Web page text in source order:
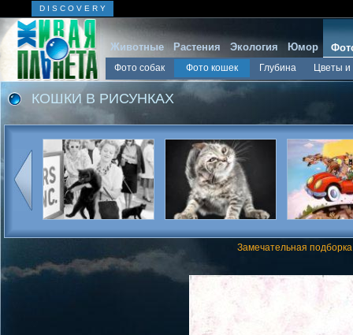
D I S C O V E R Y
Животные Растения Экология Юмор
Фото собак Фото кошек Глубина Цветы и
КОШКИ В РИСУНКАХ
Замечательная